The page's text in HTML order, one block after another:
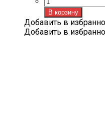
товара
TOYOTA
Highlander
В корзину
Добавить в
Добавить в